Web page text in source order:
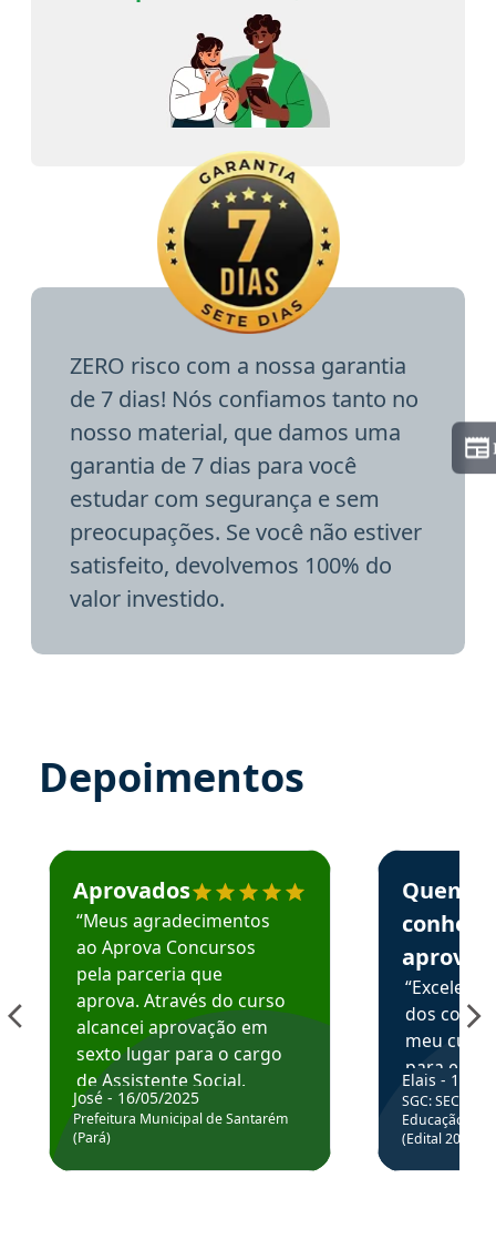
ZERO risco com a nossa garantia
de 7 dias! Nós confiamos tanto no
nosso material, que damos uma
garantia de 7 dias para você
estudar com segurança e sem
preocupações. Se você não estiver
satisfeito, devolvemos 100% do
valor investido.
Depoimentos
Estudante José recomenda o Aprova Concursos em
Aprovados
“Meus agradecimentos
ao Aprova Concursos
pela parceria que
aprova. Através do curso
alcancei aprovação em
sexto lugar para o cargo
de Assistente Social.
Hoje estou atuando na
Prefeitura de Santarém.
José - 16/05/2025
Prefeitura Municipal de Santarém
(Pará)
Estudante
Quem
aprova
dos
meu
para
colocar
através
de
Elais - 15/
SGC: SEC BA
Educação
(Edital